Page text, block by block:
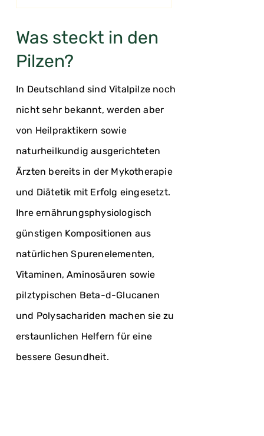
Was steckt in den
Pilzen?
In Deutschland sind Vitalpilze noch
nicht sehr bekannt, werden aber
von Heilpraktikern sowie
naturheilkundig ausgerichteten
Ärzten bereits in der Mykotherapie
und Diätetik mit Erfolg eingesetzt.
Ihre ernährungsphysiologisch
günstigen Kompositionen aus
natürlichen Spurenelementen,
Vitaminen, Aminosäuren sowie
pilztypischen Beta-d-Glucanen
und Polysachariden machen sie zu
erstaunlichen Helfern für eine
bessere Gesundheit.